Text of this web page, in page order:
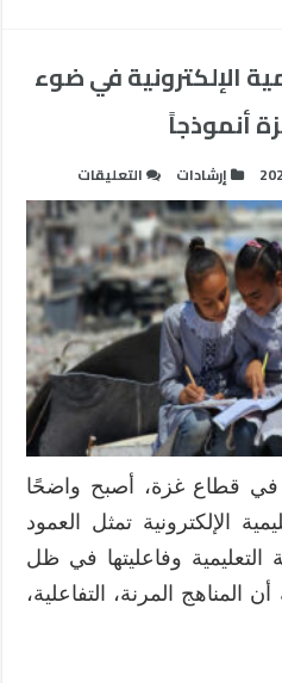
الإلكترونية في ضوء
أنموذجاً
إرشادات التعليقات
جودة
المناهج
التعليمية
الإلكترونية
في
ضوء
الأزمات:
تجربة
قطاع
أنموذجاً
مغلقة
في قطاع غزة، أصبح واضحًا
الإلكترونية تمثل العمود
التعليمية وفاعليتها في ظل
المناهج المرنة، التفاعلية،